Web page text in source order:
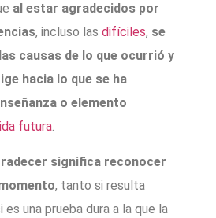
al estar agradecidos por
, incluso las difíciles, se
causas de lo que ocurrió y
hacia lo que se ha
o elemento
futura.
significa reconocer
, tanto si resulta
una prueba dura a la que la